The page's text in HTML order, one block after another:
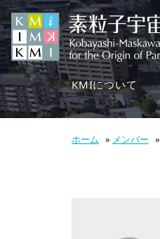
KMIについて
ホーム » メンバー »